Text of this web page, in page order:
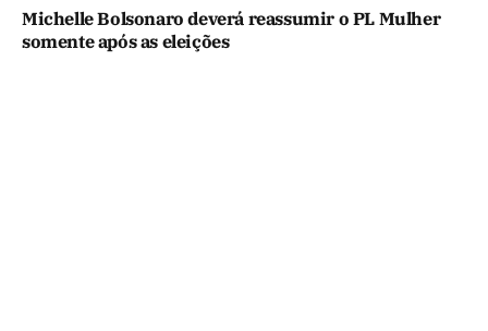
Michelle Bolsonaro deverá reassumir o PL Mulher
somente após as eleições